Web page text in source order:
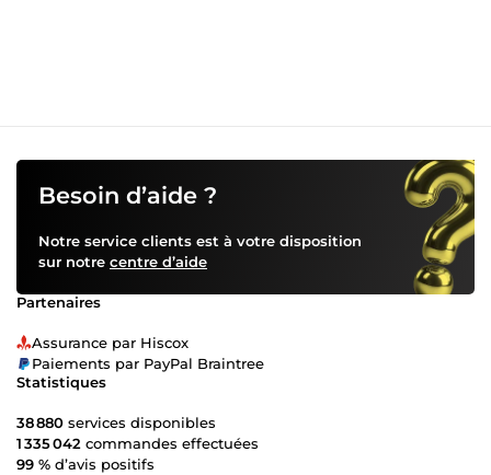
réseaux sociaux) • Une communication claire, à l’écoute de
vos besoins • Un travail soigné, dans le respect des délais
Vous avez une idée ? Un projet en tête ? Je serai ravie de le
concrétiser avec vous. Écrivez-moi, et avançons ensemble
vers une identité visuelle forte et professionnelle !
Besoin d’aide ?
Notre service clients est à votre disposition
sur notre centre d’aide
Partenaires
Assurance par Hiscox
Paiements par PayPal Braintree
Statistiques
38 880 services disponibles
1 335 042 commandes effectuées
99 % d’avis positifs